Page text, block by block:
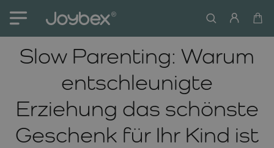
Slow Parenting: Warum
entschleunigte
Erziehung das schönste
Geschenk für Ihr Kind ist